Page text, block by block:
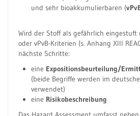
und sehr bioakkumulierbaren (
Wird der Stoff als gefährlich eingestuft
oder vPvB-Kriterien (s. Anhang XIII
nächste Schritte:
eine Expositionsbeurteilung/
(beide Begriffe werden im
verwendet)
eine Risikobeschreibung